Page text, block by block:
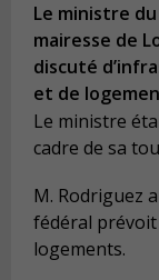
Le ministre
mairesse de
discuté
et de
Le ministre
cadre de sa
M. Rodriguez
fédéral prévoit
logements.